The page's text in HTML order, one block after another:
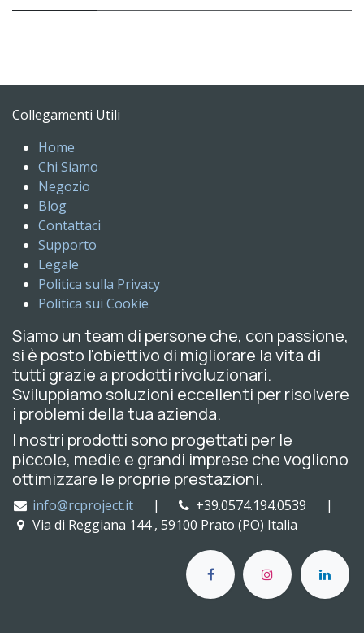
Collegamenti Utili
Home
Chi Siamo
Negozio
Blog
Contattaci
Supporto
Legale
Politica sulla Privacy
Politica sui Cookie
Siamo un team di persone che, con passione,
si è posto l'obiettivo di migliorare la vita di
tutti grazie a prodotti rivoluzionari.
Sviluppiamo soluzioni eccellenti per risolvere
i problemi della tua azienda.
I nostri prodotti sono progettati per le
piccole, medie e grandi imprese che vogliono
ottimizzare le proprie prestazioni.
info@rcproject.it|
+39.0574.194.0539 |
Via di Reggiana 144 , 59100 Prato (PO) Italia